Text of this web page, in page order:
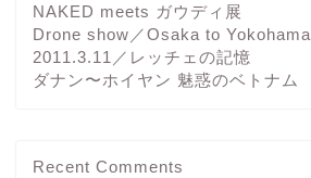
NAKED meets ガウディ展
Drone show／Osaka to Yokohama
2011.3.11／レッチェの記憶
ダナン〜ホイヤン 魅惑のベトナム
Recent Comments